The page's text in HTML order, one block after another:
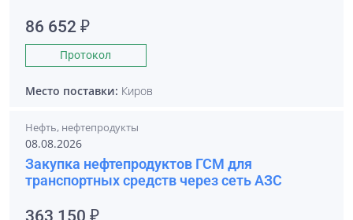
86 652 ₽
Протокол
Место поставки: Киров
Нефть, нефтепродукты
08.08.2026
Закупка нефтепродуктов ГСМ для
транспортных средств через сеть АЗС
363 150 ₽